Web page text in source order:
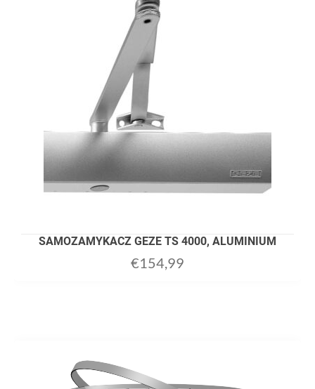
SAMOZAMYKACZ GEZE TS 4000, ALUMINIUM
€154,99